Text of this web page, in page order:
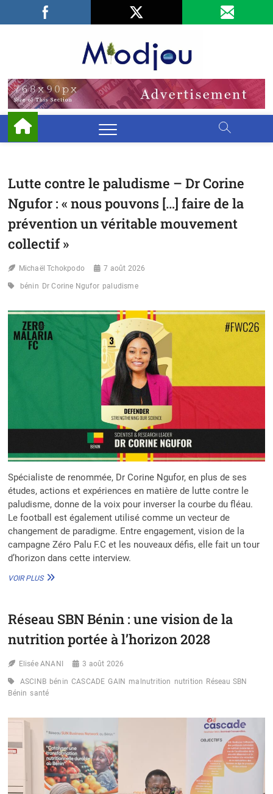
Facebook
LinkedIn
Lutte contre le paludisme – Dr Corine
Ngufor : « nous pouvons […] faire de la
prévention un véritable mouvement
collectif »
Michaël Tchokpodo 7 août 2026
bénin Dr Corine Ngufor paludisme
Spécialiste de renommée, Dr Corine Ngufor, en plus de ses
études, actions et expériences en matière de lutte contre le
paludisme, donne de la voix pour inverser la courbe du fléau.
Le football est également utilisé comme un vecteur de
changement de paradigme. Entre engagement, vision de la
campagne Zéro Palu F.C et les nouveaux défis, elle fait un tour
d’horizon dans cette interview.
VOIR PLUSLUTTE
–
CORINE
« NOUS
[…]
FAIRE
LA
PRÉVENTION
UN
VÉRITABLE
MOUVEMENT
COLLECTIF »
Réseau SBN Bénin : une vision de la
nutrition portée à l’horizon 2028
Elisée ANANI 3 août 2026
ASCINB bénin CASCADE GAIN malnutrition nutrition Réseau SBN
Bénin santé